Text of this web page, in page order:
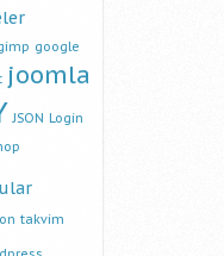
google
joomla
JSON Login
takvim